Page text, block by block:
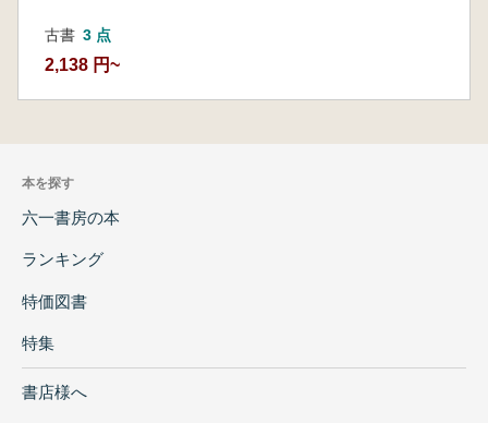
古書 3 点
2,138 円~
本を探す
六一書房の本
ランキング
特価図書
特集
書店様へ